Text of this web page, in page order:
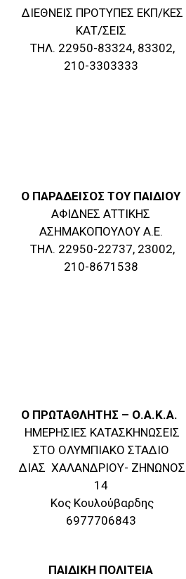
ΔΙΕΘΝΕΙΣ ΠΡΟΤΥΠΕΣ ΕΚΠ/ΚΕΣ
ΚΑΤ/ΣΕΙΣ
ΤΗΛ. 22950-83324, 83302,
210-3303333
Ο ΠΑΡΑΔΕΙΣΟΣ ΤΟΥ ΠΑΙΔΙΟΥ
ΑΦΙΔΝΕΣ ΑΤΤΙΚΗΣ
ΑΣΗΜΑΚΟΠΟΥΛΟΥ Α.Ε.
ΤΗΛ. 22950-22737, 23002,
210-8671538
Ο ΠΡΩΤΑΘΛΗΤΗΣ – Ο.Α.Κ.Α.
ΗΜΕΡΗΣΙΕΣ ΚΑΤΑΣΚΗΝΩΣΕΙΣ
ΣΤΟ ΟΛΥΜΠΙΑΚΟ ΣΤΑΔΙΟ
ΔΙΑΣ ΧΑΛΑΝΔΡΙΟΥ- ΖΗΝΩΝΟΣ
14
Kος Κουλούβαρδης
6977706843
ΠΑΙΔΙΚΗ ΠΟΛΙΤΕΙΑ